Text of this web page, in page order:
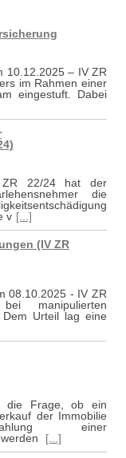
10.12.2025 – IV ZR
im Rahmen einer
eingestuft. Dabei
22/24 hat der
die
v [...]
(IV ZR
08.10.2025 - IV ZR
manipulierten
Dem Urteil lag eine
die Frage, ob ein
der Immobilie
einer
[...]